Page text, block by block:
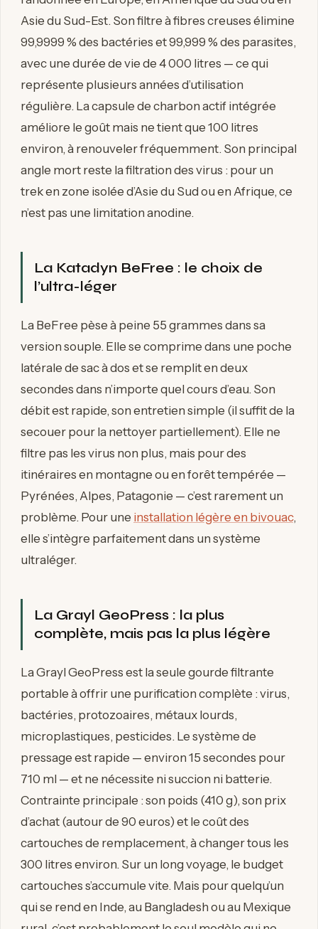
Asie du Sud-Est. Son filtre à fibres creuses élimine
99,9999 % des bactéries et 99,999 % des parasites,
avec une durée de vie de 4 000 litres — ce qui
représente plusieurs années d’utilisation
régulière. La capsule de charbon actif intégrée
améliore le goût mais ne tient que 100 litres
environ, à renouveler fréquemment. Son principal
angle mort reste la filtration des virus : pour un
trek en zone isolée d’Asie du Sud ou en Afrique, ce
n’est pas une limitation anodine.
La Katadyn BeFree : le choix de
l’ultra-léger
La BeFree pèse à peine 55 grammes dans sa
version souple. Elle se comprime dans une poche
latérale de sac à dos et se remplit en deux
secondes dans n’importe quel cours d’eau. Son
débit est rapide, son entretien simple (il suffit de la
secouer pour la nettoyer partiellement). Elle ne
filtre pas les virus non plus, mais pour des
itinéraires en montagne ou en forêt tempérée —
Pyrénées, Alpes, Patagonie — c’est rarement un
problème. Pour une installation légère en bivouac,
elle s’intègre parfaitement dans un système
ultraléger.
La Grayl GeoPress : la plus
complète, mais pas la plus légère
La Grayl GeoPress est la seule gourde filtrante
portable à offrir une purification complète : virus,
bactéries, protozoaires, métaux lourds,
microplastiques, pesticides. Le système de
pressage est rapide — environ 15 secondes pour
710 ml — et ne nécessite ni succion ni batterie.
Contrainte principale : son poids (410 g), son prix
d’achat (autour de 90 euros) et le coût des
cartouches de remplacement, à changer tous les
300 litres environ. Sur un long voyage, le budget
cartouches s’accumule vite. Mais pour quelqu’un
qui se rend en Inde, au Bangladesh ou au Mexique